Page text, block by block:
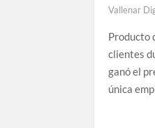
Vallenar
Producto
clientes
ganó el
única